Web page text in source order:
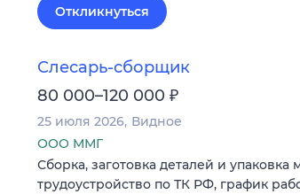
Откликнуться
Слесарь-сборщик
80 000–120 000 ₽
25 июля 2026 Видное
ООО ММГ
Сборка, заготовка деталей и
трудоустройство по ТК РФ, график